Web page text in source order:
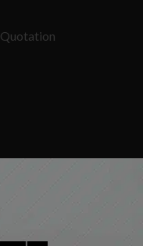
Quotation